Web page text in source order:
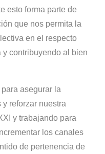
esto forma parte de
que nos permita la
en el respecto
contribuyendo al bien
asegurar la
reforzar nuestra
y trabajando para
los canales
de pertenencia de